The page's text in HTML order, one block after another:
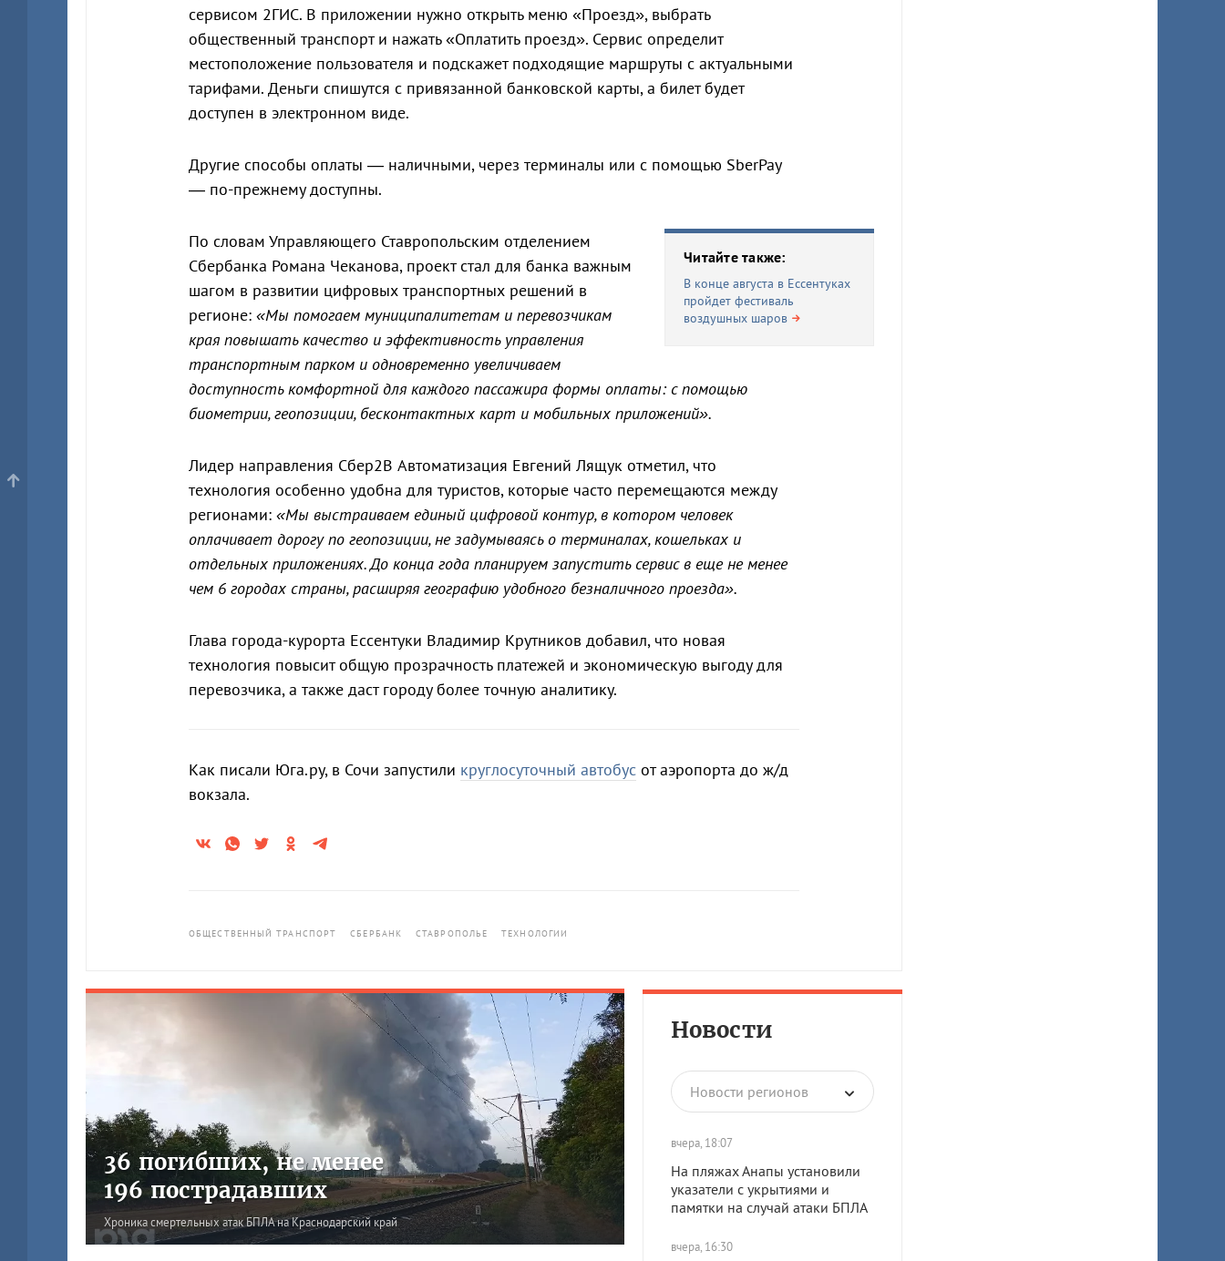
сервисом 2ГИС. В приложении нужно открыть меню «Проезд», выбрать
общественный транспорт и нажать «Оплатить проезд». Сервис определит
местоположение пользователя и подскажет подходящие маршруты с актуальными
тарифами. Деньги спишутся с привязанной банковской карты, а билет будет
доступен в электронном виде.
Другие способы оплаты — наличными, через терминалы или с помощью SberPay
— по-прежнему доступны.
Читайте также:
В конце августа в Ессентуках
пройдет фестиваль
воздушных шаров
По словам Управляющего Ставропольским отделением
Сбербанка Романа Чеканова, проект стал для банка важным
шагом в развитии цифровых транспортных решений в
регионе: «Мы помогаем муниципалитетам и перевозчикам
края повышать качество и эффективность управления
транспортным парком и одновременно увеличиваем
доступность комфортной для каждого пассажира формы оплаты: с помощью
биометрии, геопозиции, бесконтактных карт и мобильных приложений».
Лидер направления Сбер2B Автоматизация Евгений Лящук отметил, что
технология особенно удобна для туристов, которые часто перемещаются между
регионами: «Мы выстраиваем единый цифровой контур, в котором человек
оплачивает дорогу по геопозиции, не задумываясь о терминалах, кошельках и
отдельных приложениях. До конца года планируем запустить сервис в еще не менее
чем 6 городах страны, расширяя географию удобного безналичного проезда».
Глава города-курорта Ессентуки Владимир Крутников добавил, что новая
технология повысит общую прозрачность платежей и экономическую выгоду для
перевозчика, а также даст городу более точную аналитику.
Как писали Юга.ру, в Сочи запустили круглосуточный автобус от аэропорта до ж/д
вокзала.
ОБЩЕСТВЕННЫЙ ТРАНСПОРТ СБЕРБАНК СТАВРОПОЛЬЕ ТЕХНОЛОГИИ
Новости
Новости регионов
вчера, 18:07
На пляжах Анапы установили
указатели с укрытиями и
памятки на случай атаки БПЛА
вчера, 16:30
36 погибших, не менее
196 пострадавших
Хроника смертельных атак БПЛА на Краснодарский край